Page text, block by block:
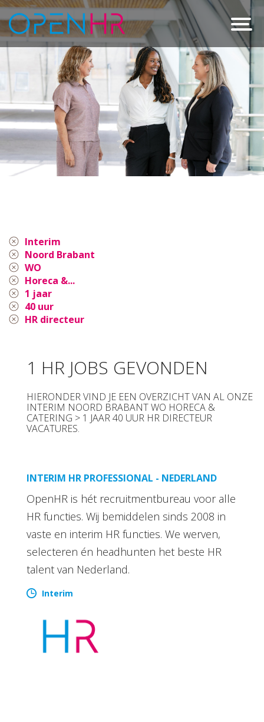
Interim
Noord Brabant
WO
Horeca &...
1 jaar
40 uur
HR directeur
1 HR JOBS GEVONDEN
HIERONDER VIND JE EEN OVERZICHT VAN AL ONZE
INTERIM NOORD BRABANT WO HORECA &
CATERING > 1 JAAR 40 UUR HR DIRECTEUR
VACATURES.
INTERIM HR PROFESSIONAL - NEDERLAND
OpenHR is hét recruitmentbureau voor alle
HR functies. Wij bemiddelen sinds 2008 in
vaste en interim HR functies. We werven,
selecteren én headhunten het beste HR
talent van Nederland.
Interim